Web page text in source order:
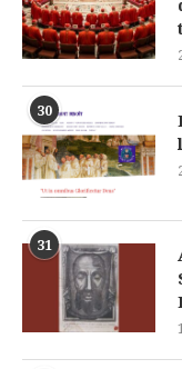
30
31